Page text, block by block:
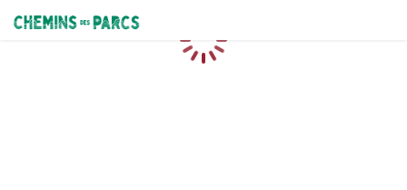
Chemins des Parcs
Chargement